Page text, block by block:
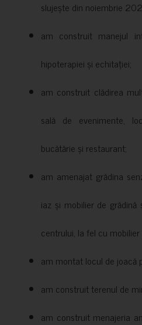
slujește din noiembrie
am construit manejul
hipoterapiei și echitației;
am construit clădirea
sală de evenimente,
bucătărie și restaurant;
am amenajat grădina
iaz și mobilier de
centrului, la fel cu
am montat locul de joacă
am construit terenul de
am construit menajeria